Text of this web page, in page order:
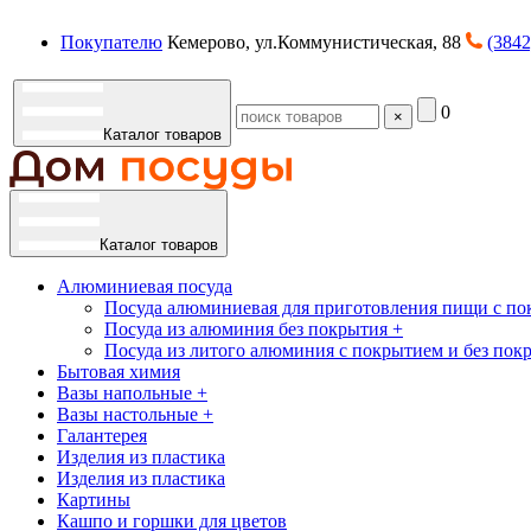
Покупателю Кемерово, ул.Коммунистическая, 88
Каталог товаров
× 0
Каталог товаров
Алюминиевая посуда
Посуда алюминиевая для приготовления пищи с
Посуда из алюминия без покрытия +
Посуда из литого алюминия с покрытием и без
Бытовая химия
Вазы напольные +
Вазы настольные +
Галантерея
Изделия из пластика
Изделия из пластика
Картины
Кашпо и горшки для цветов